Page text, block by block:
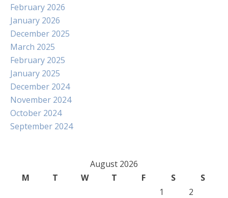
February 2026
January 2026
December 2025
March 2025
February 2025
January 2025
December 2024
November 2024
October 2024
September 2024
August 2026
M
T W T F S
S
1
2